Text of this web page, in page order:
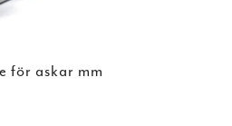
för askar mm